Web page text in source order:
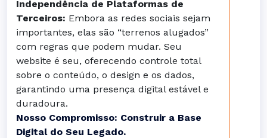
Independência de Plataformas de
Terceiros: Embora as redes sociais sejam
importantes, elas são “terrenos alugados”
com regras que podem mudar. Seu
website é seu, oferecendo controle total
sobre o conteúdo, o design e os dados,
garantindo uma presença digital estável e
duradoura.
Nosso Compromisso: Construir a Base
Digital do Seu Legado.